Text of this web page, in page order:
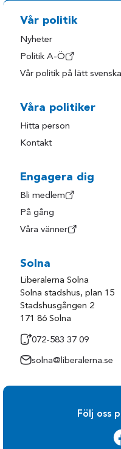
Vår politik
Nyheter
Politik A-Ö
Vår politik på lätt
Våra politiker
Hitta person
Kontakt
Engagera dig
Bli medlem
På gång
Våra vänner
Solna
Liberalerna Solna
Solna stadshus, plan 15
Stadshusgången 2
171 86 Solna
072-583 37 09
solna@liberalerna.se
Följ oss